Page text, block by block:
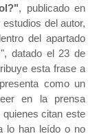
, publicado en
del autor,
del apartado
", datado el 23 de
esta frase a
como un
en la prensa
citan este
lo han leído o no